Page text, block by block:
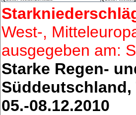
West-,
ausgegeben am:
Starke Regen-
05.-08.12.2010